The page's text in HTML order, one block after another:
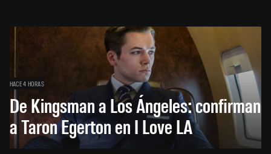
HACE 4 HORAS
De Kingsman a Los Ángeles: confirman
a Taron Egerton en I Love LA